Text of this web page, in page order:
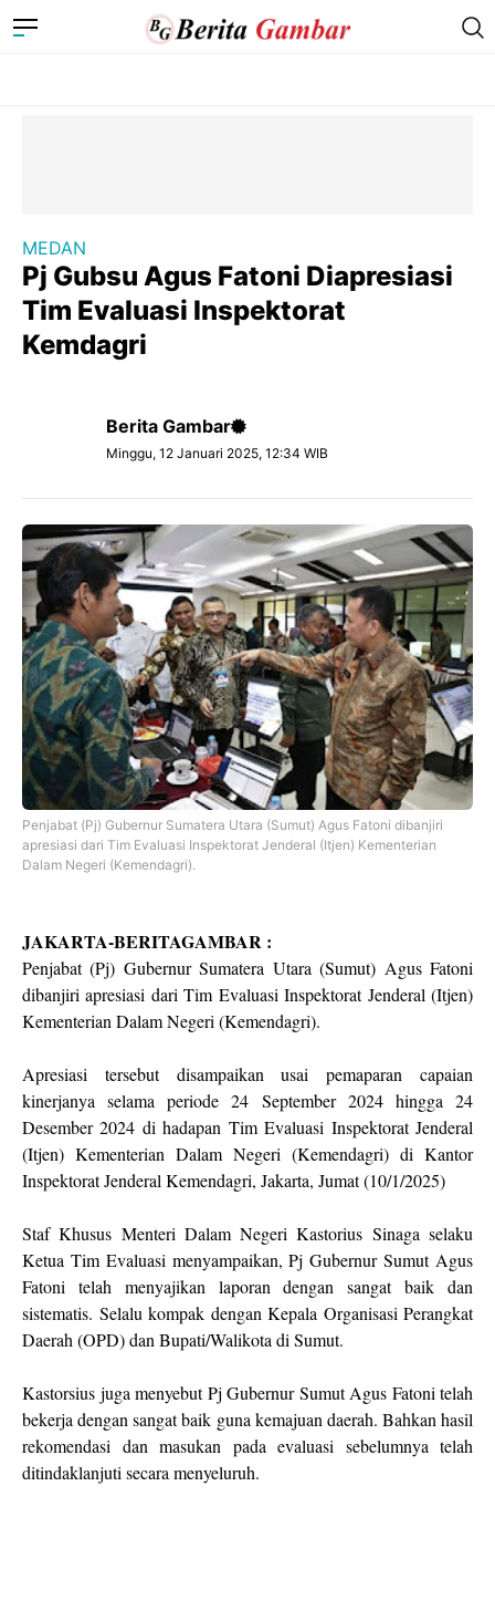
MEDAN
Pj Gubsu Agus Fatoni Diapresiasi
Tim Evaluasi Inspektorat
Kemdagri
Berita Gambar
Minggu, 12 Januari 2025, 12:34 WIB
Penjabat (Pj) Gubernur Sumatera Utara (Sumut) Agus Fatoni dibanjiri
apresiasi dari Tim Evaluasi Inspektorat Jenderal (Itjen) Kementerian
Dalam Negeri (Kemendagri).
JAKARTA-BERITAGAMBAR :
Penjabat (Pj) Gubernur Sumatera Utara (Sumut) Agus Fatoni
dibanjiri apresiasi dari Tim Evaluasi Inspektorat Jenderal (Itjen)
Kementerian Dalam Negeri (Kemendagri).
Apresiasi tersebut disampaikan usai pemaparan capaian
kinerjanya selama periode 24 September 2024 hingga 24
Desember 2024 di hadapan Tim Evaluasi Inspektorat Jenderal
(Itjen) Kementerian Dalam Negeri (Kemendagri) di Kantor
Inspektorat Jenderal Kemendagri, Jakarta, Jumat (10/1/2025)
Staf Khusus Menteri Dalam Negeri Kastorius Sinaga selaku
Ketua Tim Evaluasi menyampaikan, Pj Gubernur Sumut Agus
Fatoni telah menyajikan laporan dengan sangat baik dan
sistematis. Selalu kompak dengan Kepala Organisasi Perangkat
Daerah (OPD) dan Bupati/Walikota di Sumut.
Kastorsius juga menyebut Pj Gubernur Sumut Agus Fatoni telah
bekerja dengan sangat baik guna kemajuan daerah. Bahkan hasil
rekomendasi dan masukan pada evaluasi sebelumnya telah
ditindaklanjuti secara menyeluruh.